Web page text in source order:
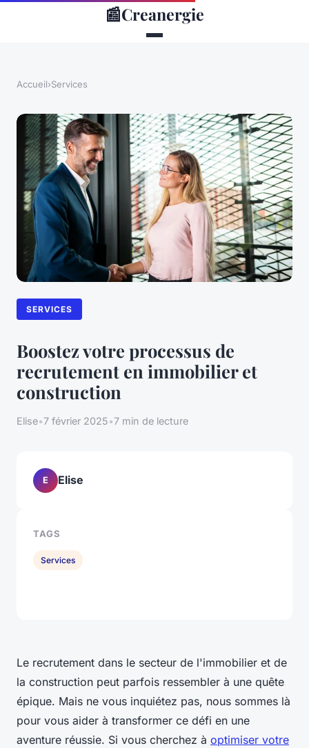
📰Creanergie
Accueil›Services
SERVICES
Boostez votre processus de
recrutement en immobilier et
construction
Elise•7 février 2025•7 min de lecture
Le recrutement dans le secteur de l'immobilier et de
la construction peut parfois ressembler à une quête
épique. Mais ne vous inquiétez pas, nous sommes là
pour vous aider à transformer ce défi en une
aventure réussie. Si vous cherchez à optimiser votre
E Elise
TAGS
Services